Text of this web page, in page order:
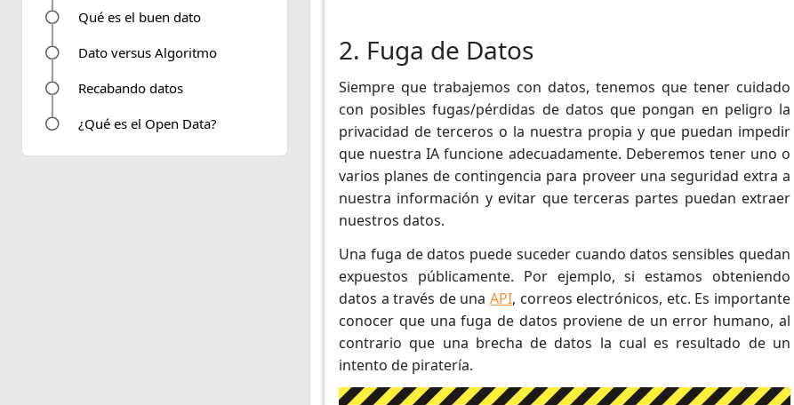
Qué es el buen dato
Dato versus Algoritmo
Recabando datos
¿Qué es el Open Data?
2. Fuga de Datos
Siempre que trabajemos con datos, tenemos que tener cuidado
con posibles fugas/pérdidas de datos que pongan en peligro la
privacidad de terceros o la nuestra propia y que puedan impedir
que nuestra IA funcione adecuadamente. Deberemos tener uno o
varios planes de contingencia para proveer una seguridad extra a
nuestra información y evitar que terceras partes puedan extraer
nuestros datos.
Una fuga de datos puede suceder cuando datos sensibles quedan
expuestos públicamente. Por ejemplo, si estamos obteniendo
datos a través de una API, correos electrónicos, etc. Es importante
conocer que una fuga de datos proviene de un error humano, al
contrario que una brecha de datos la cual es resultado de un
intento de piratería.